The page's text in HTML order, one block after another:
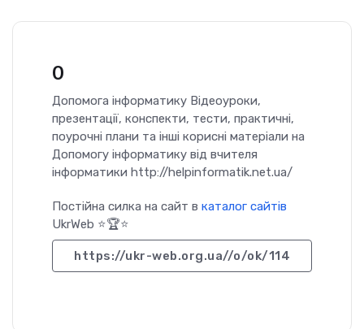
0
Допомога інформатику Відеоуроки,
презентації, конспекти, тести, практичні,
поурочні плани та інші корисні матеріали на
Допомогу інформатику від вчителя
інформатики http://helpinformatik.net.ua/
Постійна силка на сайт в каталог сайтів
UkrWeb ⭐🏆⭐
https://ukr-web.org.ua//o/ok/114